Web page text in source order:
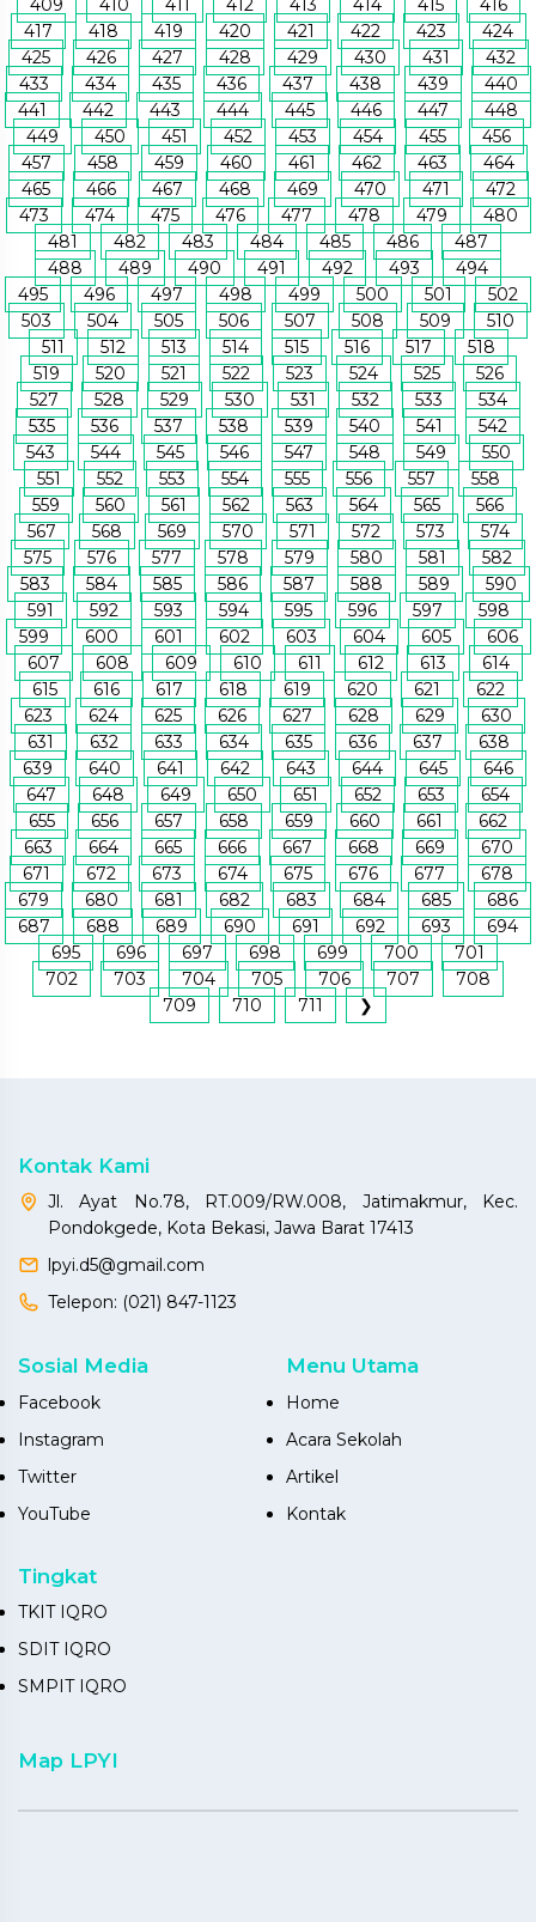
409 410 411 412 413 414 415
416
417
418 419 420 421 422 423
424
425
426 427 428 429 430 431
432
433
434 435 436 437 438 439
440
441
442 443 444 445 446 447
448
449
450 451 452 453 454 455
456
457
458 459 460 461 462 463
464
465
466 467 468 469 470 471
472
473
474 475 476 477 478 479
480
481
482 483 484 485 486
487
488
489 490 491 492 493
494
495
496 497 498 499 500 501
502
503
504 505 506 507 508 509
510
511
512 513 514 515 516 517
518
519
520 521 522 523 524 525
526
527
528 529 530 531 532 533
534
535
536 537 538 539 540 541
542
543
544 545 546 547 548 549
550
551
552 553 554 555 556 557
558
559
560 561 562 563 564 565
566
567
568 569 570 571 572 573
574
575
576 577 578 579 580 581
582
583
584 585 586 587 588 589
590
591
592 593 594 595 596 597
598
599
600 601 602 603 604 605
606
607
608 609 610 611 612 613
614
615
616 617 618 619 620 621
622
623
624 625 626 627 628 629
630
631
632 633 634 635 636 637
638
639
640 641 642 643 644 645
646
647
648 649 650 651 652 653
654
655
656 657 658 659 660 661
662
663
664 665 666 667 668 669
670
671
672 673 674 675 676 677
678
679
680 681 682 683 684 685
686
687
688 689 690 691 692 693
694
695
696 697 698 699 700
701
702
703 704 705 706 707
708
709
710 711 ❯
Kontak Kami
Jl. Ayat No.78, RT.009/RW.008, Jatimakmur, Kec.
Pondokgede, Kota Bekasi, Jawa Barat 17413
lpyi.d5@gmail.com
Telepon: (021) 847-1123
Sosial Media
Facebook
Instagram
Twitter
YouTube
Menu Utama
Home
Acara Sekolah
Artikel
Kontak
Tingkat
TKIT IQRO
SDIT IQRO
SMPIT IQRO
Map LPYI